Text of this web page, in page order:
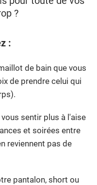
?
:
de bain que vous
de prendre celui qui
sentir plus à l'aise
et soirées entre
reviennent pas de
pantalon, short ou